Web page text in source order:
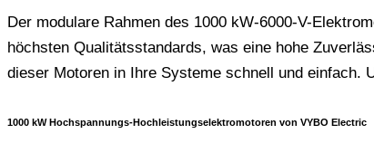
Der modulare Rahmen des 1000 kW-6000-V-
höchsten Qualitätsstandards, was eine hohe
dieser Motoren in Ihre Systeme schnell und einfach.
1000 kW Hochspannungs-Hochleistungselektromotoren von VYBO Electric